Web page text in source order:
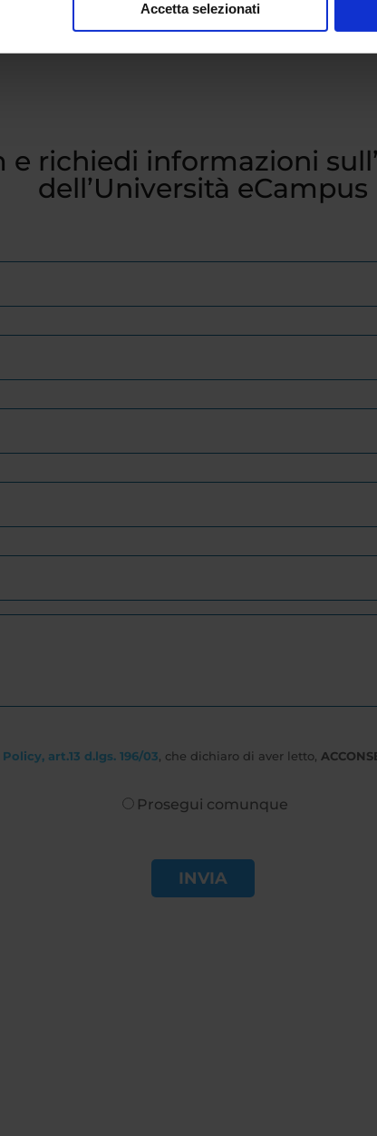
Accetta selezionati
e richiedi informazioni
dell’Università eCampus
art.13 d.lgs. 196/03, che dichiaro di aver letto,
Prosegui comunque